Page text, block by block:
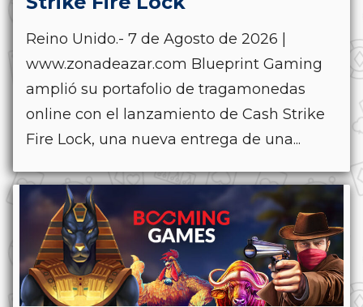
Reino Unido.- 7 de Agosto de 2026 |
www.zonadeazar.com Blueprint Gaming
amplió su portafolio de tragamonedas
online con el lanzamiento de Cash Strike
Fire Lock, una nueva entrega de una...